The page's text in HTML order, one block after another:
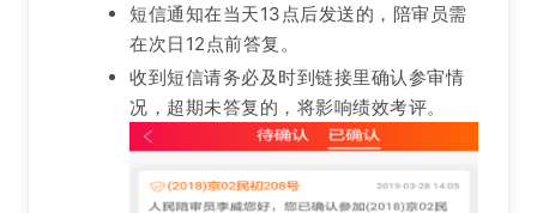
短信通知在当天13点后发送的，陪审员需
在次日12点前答复。
收到短信请务必及时到链接里确认参审情
况，超期未答复的，将影响绩效考评。